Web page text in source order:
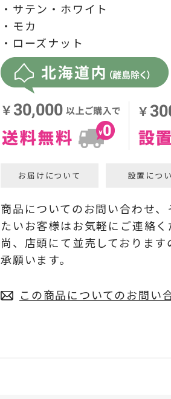
・サテン・ホワイト
・モカ
・ローズナット
お届けについて 設置につ
商品についてのお問い合わせ
たいお客様はお気軽にご連絡く
尚、店頭にて並売しておりま
承願います。
この商品についてのお問い